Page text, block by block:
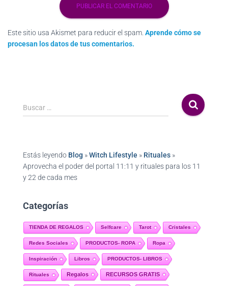
Este sitio usa Akismet para reducir el spam. Aprende cómo se
procesan los datos de tus comentarios.
Buscar …
Estás leyendo Blog »Witch Lifestyle » Rituales »
Aprovecha el poder del portal 11:11 y rituales para los 11
y 22 de cada mes
Categorías
TIENDA DE REGALOS Selfcare Tarot Cristales
Redes Sociales PRODUCTOS- ROPA Ropa
Inspiración Libros PRODUCTOS- LIBROS
Rituales Regalos RECURSOS GRATIS